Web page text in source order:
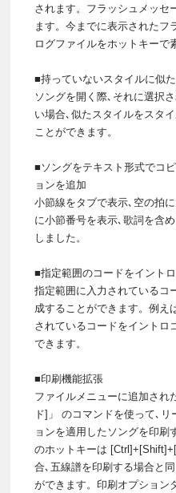
されます。フラッシュメッセ
ます。今までに表示されたフ
ログファイルをホットキーで
■持っていないスタイルに似
ソングを開く際､それに選択
い場合､似たスタイルをスタ
ことができます。
■ソングをテキスト形式でコ
ョンを追加
小節線をタブで表示､空の拍
に小節番号を表示､歌詞を含
しました。
■指定範囲のコードをイント
指定範囲に入力されているコ
成することができます。例え
されているコードをイントロ
できます。
■印刷機能拡張
ファイルメニューに追加され
ド]」 のコマンドを使って､
ョンを適用したソングを印刷
のホットキーは
合､五線譜を印刷する場合と
ができます。印刷オプション